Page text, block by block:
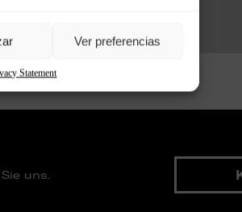
Ver preferencias
Statement
uns.